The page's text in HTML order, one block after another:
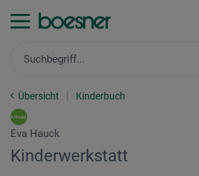
Übersicht Kinderbuch
Eva Hauck
Kinderwerkstatt